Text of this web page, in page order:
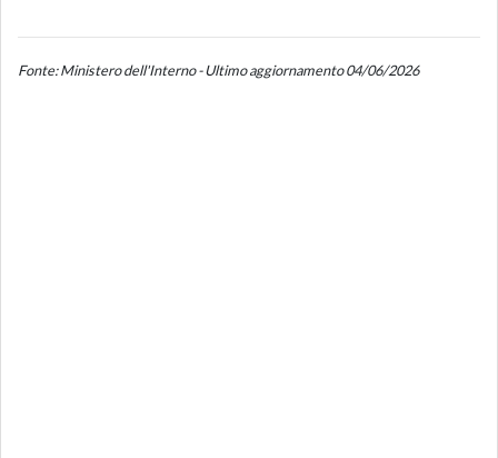
Fonte: Ministero dell'Interno - Ultimo aggiornamento 04/06/2026